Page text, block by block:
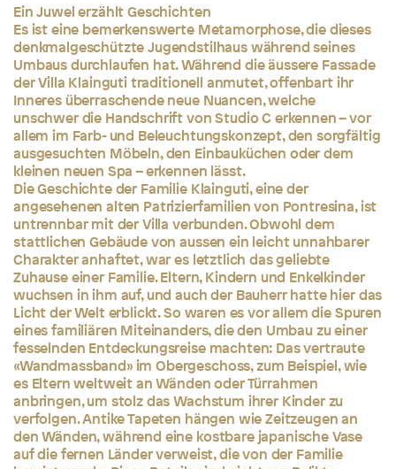
Ein Juwel erzählt Geschichten
Es ist eine bemerkenswerte Metamorphose, die dieses
denkmalgeschützte Jugendstilhaus während seines
Umbaus durchlaufen hat. Während die äussere Fassade
der Villa Klainguti traditionell anmutet, offenbart ihr
Inneres überraschende neue Nuancen, welche
unschwer die Handschrift von Studio C erkennen – vor
allem im Farb- und Beleuchtungskonzept, den sorgfältig
ausgesuchten Möbeln, den Einbauküchen oder dem
kleinen neuen Spa – erkennen lässt.
Die Geschichte der Familie Klainguti, eine der
angesehenen alten Patrizierfamilien von Pontresina, ist
untrennbar mit der Villa verbunden. Obwohl dem
stattlichen Gebäude von aussen ein leicht unnahbarer
Charakter anhaftet, war es letztlich das geliebte
Zuhause einer Familie. Eltern, Kindern und Enkelkinder
wuchsen in ihm auf, und auch der Bauherr hatte hier das
Licht der Welt erblickt. So waren es vor allem die Spuren
eines familiären Miteinanders, die den Umbau zu einer
fesselnden Entdeckungsreise machten: Das vertraute
«Wandmassband» im Obergeschoss, zum Beispiel, wie
es Eltern weltweit an Wänden oder Türrahmen
anbringen, um stolz das Wachstum ihrer Kinder zu
verfolgen. Antike Tapeten hängen wie Zeitzeugen an
den Wänden, während eine kostbare japanische Vase
auf die fernen Länder verweist, die von der Familie